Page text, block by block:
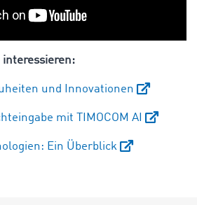
interessieren:
und Innovationen
mit TIMOCOM AI
Ein Überblick